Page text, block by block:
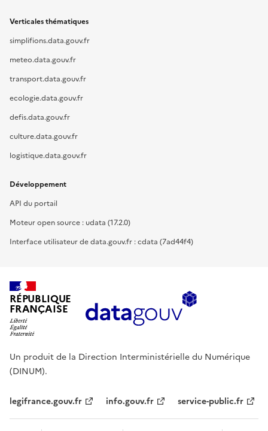
Verticales thématiques
simplifions.data.gouv.fr
meteo.data.gouv.fr
transport.data.gouv.fr
ecologie.data.gouv.fr
defis.data.gouv.fr
culture.data.gouv.fr
logistique.data.gouv.fr
Développement
API du portail
Moteur open source : udata (17.2.0)
Interface utilisateur de data.gouv.fr : cdata (7ad44f4)
RÉPUBLIQUE
FRANÇAISE
Un produit de la Direction Interministérielle du Numérique
(DINUM).
legifrance.gouv.fr info.gouv.fr service-public.fr